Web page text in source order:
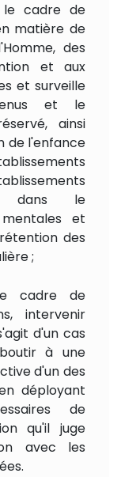
le cadre de
matière de
des
et aux
et surveille
et le
ainsi
de l'enfance
dans le
et
des
;
cadre de
intervenir
d'un cas
à une
d'un des
déployant
de
qu'il juge
avec les